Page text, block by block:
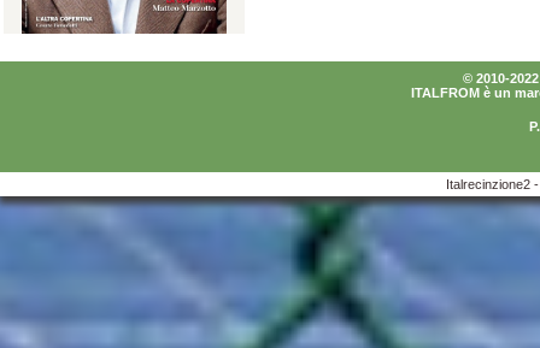
© 2010-
ITALFROM è un
Italrecinzione2